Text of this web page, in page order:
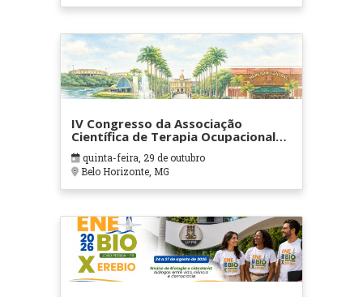
IV Congresso da Associação
Científica de Terapia Ocupacional
em Contextos Hospitalares e
Cuidados Paliativos - ATOHOSP
quinta-feira, 29 de outubro
Belo Horizonte, MG